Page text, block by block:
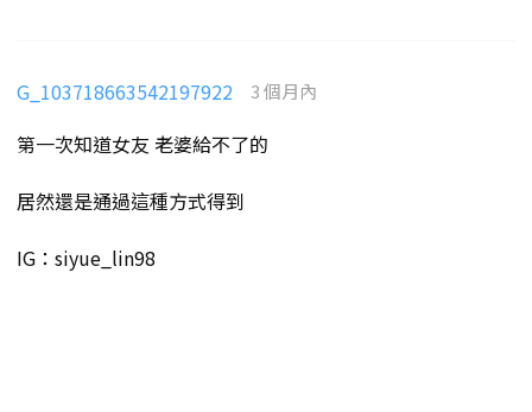
G_103718663542197922 3 個月內
第一次知道女友 老婆給不了的
居然還是通過這種方式得到
IG：siyue_lin98